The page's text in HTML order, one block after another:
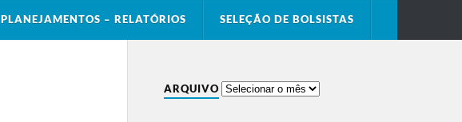
PLANEJAMENTOS – RELATÓRIOS SELEÇÃO DE BOLSISTAS
ARQUIVO